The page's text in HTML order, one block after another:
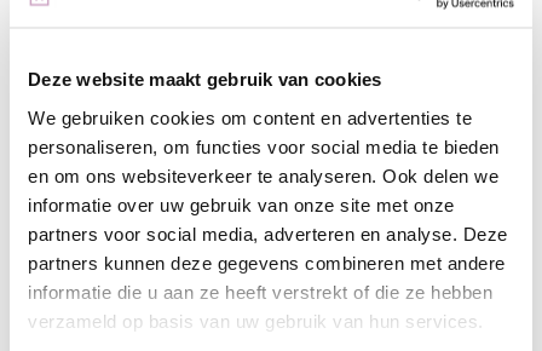
Deze website maakt gebruik van cookies
We gebruiken cookies om content en advertenties te
personaliseren, om functies voor social media te bieden
en om ons websiteverkeer te analyseren. Ook delen we
informatie over uw gebruik van onze site met onze
partners voor social media, adverteren en analyse. Deze
partners kunnen deze gegevens combineren met andere
informatie die u aan ze heeft verstrekt of die ze hebben
verzameld op basis van uw gebruik van hun services.
base/topof next top, kunstnagels high shine, glossy top of next
top)
In de plaklaag van de clear gelpolish (voor een optimaal
kleurbehoud van de glitter)
- Bereid de natuurlijke nagel voor door de glans te verwijderen,
dehydrateren met magic prep en de ultrabond aan te brengen
- Breng de rubber base, superbond base gel, of Be Jeweled